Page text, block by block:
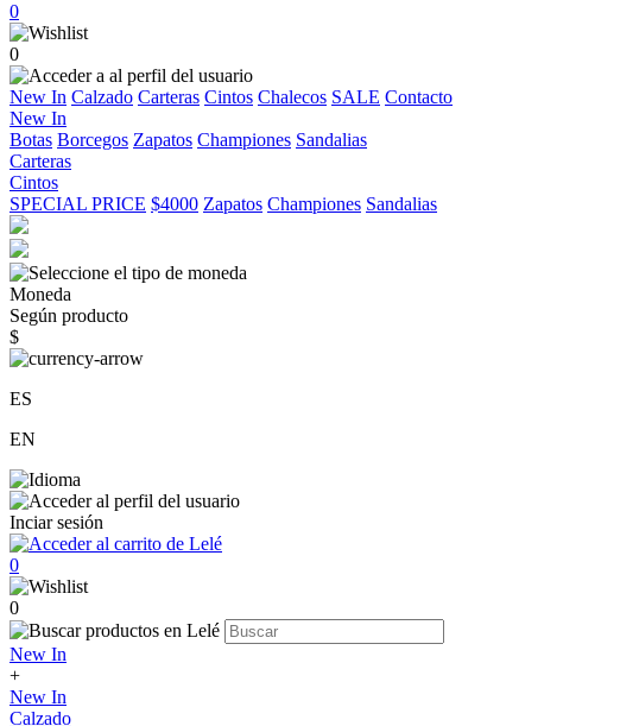
0
0
New In Calzado Carteras Cintos Chalecos SALE Contacto
New In
Botas Borcegos Zapatos Championes Sandalias
Carteras
Cintos
SPECIAL PRICE $4000 Zapatos Championes Sandalias
Moneda
Según producto
$
ES
EN
Inciar sesión
0
0
New In
+
New In
Calzado